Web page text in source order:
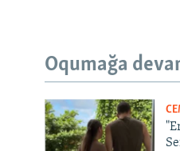
Oqumağa